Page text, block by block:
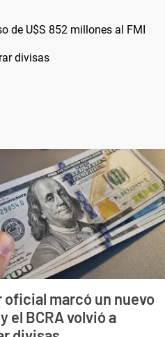
de U$S 852 millones al FMI
divisas
oficial marcó un nuevo
el BCRA volvió a